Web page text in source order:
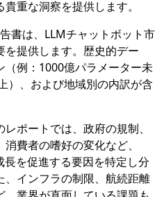
重な洞察を提供します。
書は、LLMチャットボット市
提供します。歴史的デー
（例：1000億パラメーター未
）、および地域別の内訳が含
ポートでは、政府の規制、
費者の嗜好の変化など、
を促進する要因を特定し分
インフラの制限、航続距離